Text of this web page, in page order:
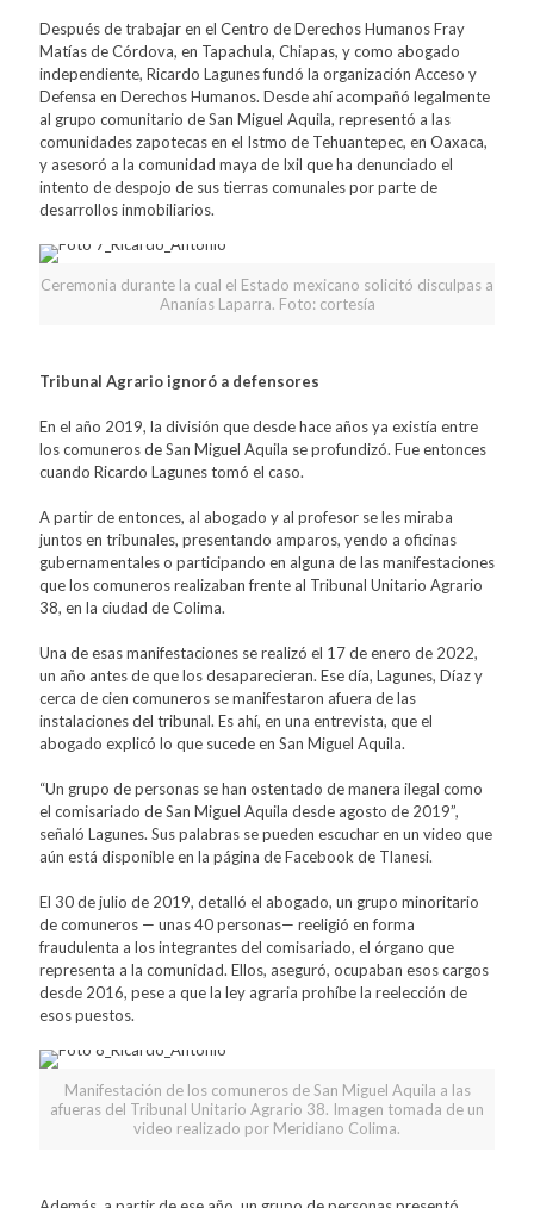
Después de trabajar en el Centro de Derechos Humanos Fray
Matías de Córdova, en Tapachula, Chiapas, y como abogado
independiente, Ricardo Lagunes fundó la organización Acceso y
Defensa en Derechos Humanos. Desde ahí acompañó legalmente
al grupo comunitario de San Miguel Aquila, representó a las
comunidades zapotecas en el Istmo de Tehuantepec, en Oaxaca,
y asesoró a la comunidad maya de Ixil que ha denunciado el
intento de despojo de sus tierras comunales por parte de
desarrollos inmobiliarios.
Ceremonia durante la cual el Estado mexicano solicitó disculpas a
Ananías Laparra. Foto: cortesía
Tribunal Agrario ignoró a defensores
En el año 2019, la división que desde hace años ya existía entre
los comuneros de San Miguel Aquila se profundizó. Fue entonces
cuando Ricardo Lagunes tomó el caso.
A partir de entonces, al abogado y al profesor se les miraba
juntos en tribunales, presentando amparos, yendo a oficinas
gubernamentales o participando en alguna de las manifestaciones
que los comuneros realizaban frente al Tribunal Unitario Agrario
38, en la ciudad de Colima.
Una de esas manifestaciones se realizó el 17 de enero de 2022,
un año antes de que los desaparecieran. Ese día, Lagunes, Díaz y
cerca de cien comuneros se manifestaron afuera de las
instalaciones del tribunal. Es ahí, en una entrevista, que el
abogado explicó lo que sucede en San Miguel Aquila.
“Un grupo de personas se han ostentado de manera ilegal como
el comisariado de San Miguel Aquila desde agosto de 2019”,
señaló Lagunes. Sus palabras se pueden escuchar en un video que
aún está disponible en la página de Facebook de Tlanesi.
El 30 de julio de 2019, detalló el abogado, un grupo minoritario
de comuneros — unas 40 personas— reeligió en forma
fraudulenta a los integrantes del comisariado, el órgano que
representa a la comunidad. Ellos, aseguró, ocupaban esos cargos
desde 2016, pese a que la ley agraria prohíbe la reelección de
esos puestos.
Manifestación de los comuneros de San Miguel Aquila a las
afueras del Tribunal Unitario Agrario 38. Imagen tomada de un
video realizado por Meridiano Colima.